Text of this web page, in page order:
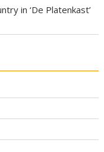
in ‘De Platenkast’